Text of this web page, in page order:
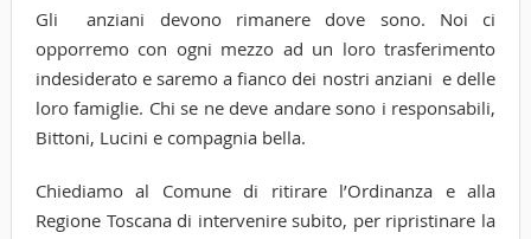
Gli anziani devono rimanere dove sono. Noi ci
opporremo con ogni mezzo ad un loro trasferimento
indesiderato e saremo a fianco dei nostri anziani e delle
loro famiglie. Chi se ne deve andare sono i responsabili,
Bittoni, Lucini e compagnia bella.
Chiediamo al Comune di ritirare l’Ordinanza e alla
Regione Toscana di intervenire subito, per ripristinare la